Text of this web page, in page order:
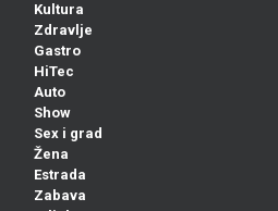
Kultura
Zdravlje
Gastro
HiTec
Auto
Show
Sex i grad
Žena
Estrada
Zabava